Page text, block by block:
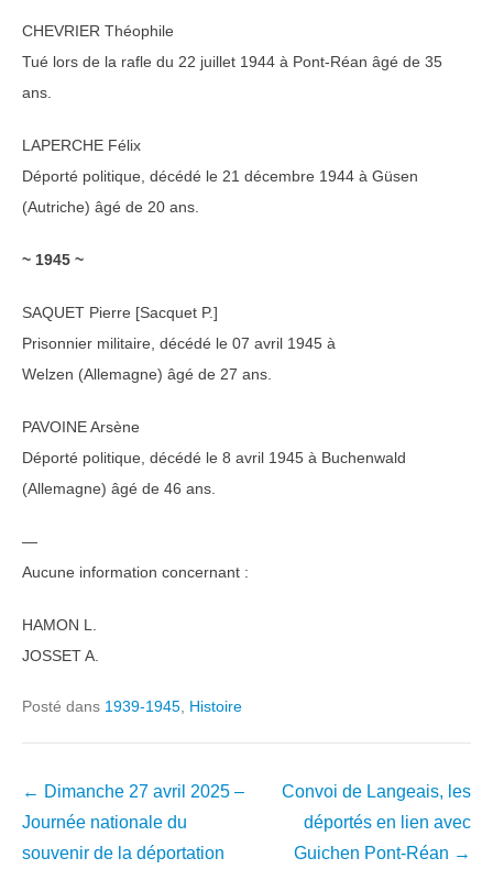
CHEVRIER Théophile
Tué lors de la rafle du 22 juillet 1944 à Pont-Réan âgé de 35
ans.
LAPERCHE Félix
Déporté politique, décédé le 21 décembre 1944 à Güsen
(Autriche) âgé de 20 ans.
~ 1945 ~
SAQUET Pierre [Sacquet P.]
Prisonnier militaire, décédé le 07 avril 1945 à
Welzen (Allemagne) âgé de 27 ans.
PAVOINE Arsène
Déporté politique, décédé le 8 avril 1945 à Buchenwald
(Allemagne) âgé de 46 ans.
—
Aucune information concernant :
HAMON L.
JOSSET A.
Posté dans 1939-1945 Histoire
Navigation
dans
les
← Dimanche 27 avril 2025 –
Journée nationale du
souvenir de la déportation
Convoi de Langeais, les
déportés en lien avec
Guichen Pont-Réan →